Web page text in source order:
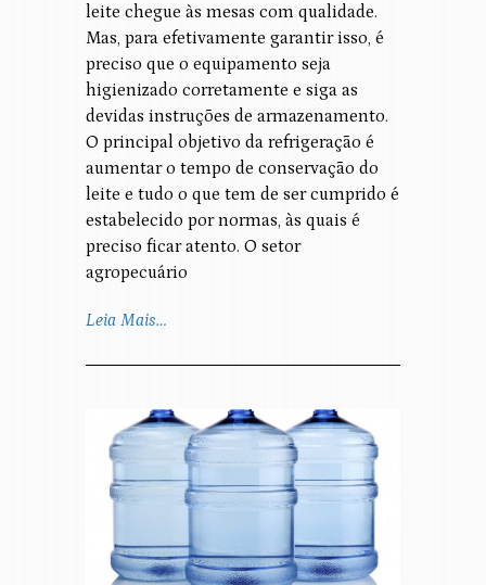
leite chegue às mesas com qualidade.
Mas, para efetivamente garantir isso, é
preciso que o equipamento seja
higienizado corretamente e siga as
devidas instruções de armazenamento.
O principal objetivo da refrigeração é
aumentar o tempo de conservação do
leite e tudo o que tem de ser cumprido é
estabelecido por normas, às quais é
preciso ficar atento. O setor
agropecuário
Leia Mais…